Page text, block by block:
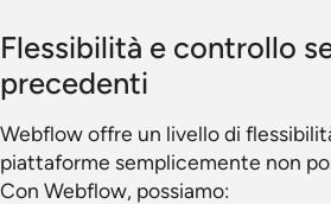
Flessibilità e controllo
precedenti
Webflow offre un livello di
piattaforme semplicemente non
Con Webflow, possiamo: